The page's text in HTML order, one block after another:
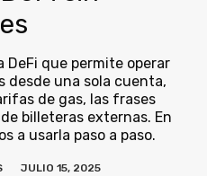
DeFi que permite operar
desde una sola cuenta,
de gas, las frases
billeteras externas. En
a usarla paso a paso.
JULIO 15, 2025